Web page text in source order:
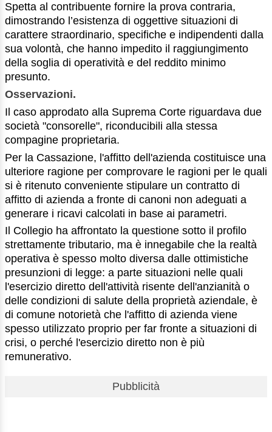
Spetta al contribuente fornire la prova contraria,
dimostrando l’esistenza di oggettive situazioni di
carattere straordinario, specifiche e indipendenti dalla
sua volontà, che hanno impedito il raggiungimento
della soglia di operatività e del reddito minimo
presunto.
Osservazioni.
Il caso approdato alla Suprema Corte riguardava due
società "consorelle", riconducibili alla stessa
compagine proprietaria.
Per la Cassazione, l'affitto dell'azienda costituisce una
ulteriore ragione per comprovare le ragioni per le quali
si è ritenuto conveniente stipulare un contratto di
affitto di azienda a fronte di canoni non adeguati a
generare i ricavi calcolati in base ai parametri.
Il Collegio ha affrontato la questione sotto il profilo
strettamente tributario, ma è innegabile che la realtà
operativa è spesso molto diversa dalle ottimistiche
presunzioni di legge: a parte situazioni nelle quali
l'esercizio diretto dell'attività risente dell'anzianità o
delle condizioni di salute della proprietà aziendale, è
di comune notorietà che l'affitto di azienda viene
spesso utilizzato proprio per far fronte a situazioni di
crisi, o perché l'esercizio diretto non è più
remunerativo.
Pubblicità